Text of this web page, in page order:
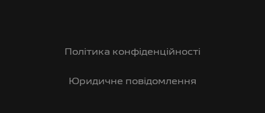
Політика конфіденційності
Юридичне повідомлення